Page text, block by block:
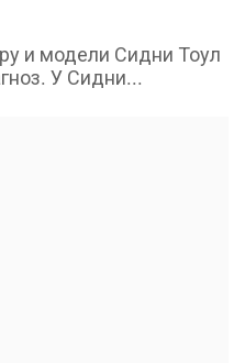
и модели Сидни Тоул
У Сидни...